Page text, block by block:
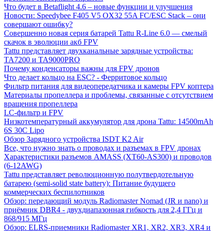
Что будет в Betaflight 4.6 – новые функции и улучшения
Новости: Speedybee F405 V5 OX32 55A FC/ESC Stack – они
совершают ошибку?
Совершенно новая серия батарей Tattu R-Line 6.0 — смелый
скачок в эволюции акб FPV
Tattu представляет двухканальные зарядные устройства:
TA7200 и TA9000PRO
Почему конденсаторы важны для FPV дронов
Что делает кольцо на ESC? - Ферритовое кольцо
Фильтр питания для видеопередатчика и камеры FPV коптера
Материалы пропеллера и проблемы, связанные с отсутствием
вращения пропеллера
LC-фильтр и FPV
Низкотемпературный аккумулятор для дрона Tattu: 14500mAh
6S 30C Lipo
Обзор Зарядного устройства ISDT K2 Air
Все, что нужно знать о проводах и разъемах в FPV дронах
Характеристики разъемов AMASS (XT60-AS300) и проводов
(6-12AWG)
Tattu представляет революционную полутвердотельную
батарею (semi-solid state battery): Питание будущего
коммерческих беспилотников
Обзор: передающий модуль Radiomaster Nomad (JR и nano) и
приёмник DBR4 - двухдиапазонная гибкость для 2,4 ГГц и
868/915 МГц
Обзор: ELRS-приемники Radiomaster XR1, XR2, XR3, XR4 и